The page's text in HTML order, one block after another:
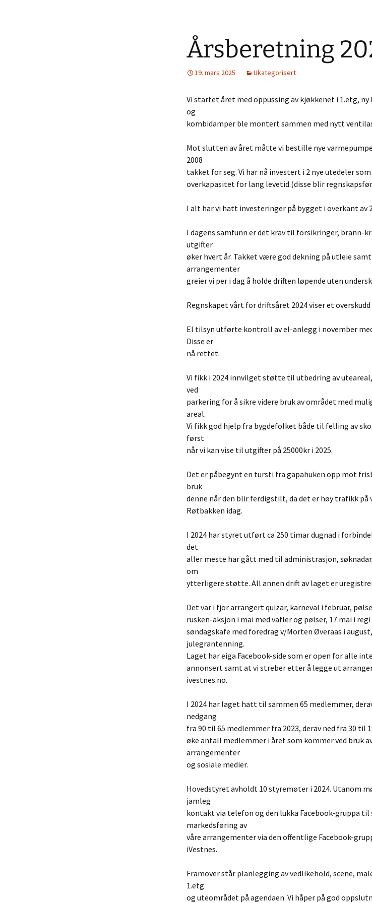
Årsberetning
19. mars 2025 Ukategorisert
Vi startet året med oppussing av kjøkkenet i 1.etg,
og
kombidamper ble montert sammen med nytt
Mot slutten av året måtte vi bestille nye
2008
takket for seg. Vi har nå investert i 2 nye utedeler
overkapasitet for lang levetid.(disse blir
I alt har vi hatt investeringer på bygget i overkant av
I dagens samfunn er det krav til forsikringer, brann-
utgifter
øker hvert år. Takket være god dekning på utleie
arrangementer
greier vi per i dag å holde driften løpende uten
Regnskapet vårt for driftsåret 2024 viser et overskudd
El tilsyn utførte kontroll av el-anlegg i november
Disse er
nå rettet.
Vi fikk i 2024 innvilget støtte til utbedring av
ved
parkering for å sikre videre bruk av området med
areal.
Vi fikk god hjelp fra bygdefolket både til felling av
først
når vi kan vise til utgifter på 25000kr i 2025.
Det er påbegynt en tursti fra gapahuken opp mot
bruk
denne når den blir ferdigstilt, da det er høy trafikk
Røtbakken idag.
I 2024 har styret utført ca 250 timar dugnad i
det
aller meste har gått med til administrasjon,
om
ytterligere støtte. All annen drift av laget er
Det var i fjor arrangert quizar, karneval i februar,
rusken-aksjon i mai med vafler og pølser, 17.mai i
søndagskafe med foredrag v/Morten Øveraas i
julegrantenning.
Laget har eiga Facebook-side som er open for alle
annonsert samt at vi streber etter å legge ut
ivestnes.no.
I 2024 har laget hatt til sammen 65 medlemmer,
nedgang
fra 90 til 65 medlemmer fra 2023, derav ned fra 30 til
øke antall medlemmer i året som kommer ved bruk
arrangementer
og sosiale medier.
Hovedstyret avholdt 10 styremøter i 2024. Utanom
jamleg
kontakt via telefon og den lukka Facebook-gruppa til
markedsføring av
våre arrangementer via den offentlige Facebook-
iVestnes.
Framover står planlegging av vedlikehold, scene,
1.etg
og uteområdet på agendaen. Vi håper på god